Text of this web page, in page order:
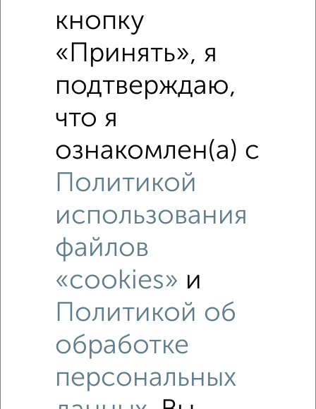
Рядом, с меньшей ценой
Недалеко от Фрунзе 42 с ценой ниже
1-к квартира, на длительный срок, 38м², 4/9 этаж
кнопку
«Принять», я
подтверждаю,
что я
ознакомлен(а) с
Политикой
использования
файлов
«cookies» и
Политикой об
обработке
персональных